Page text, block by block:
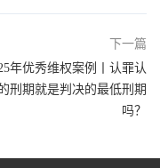
下一篇
年优秀维权案例丨认罪认
刑期就是判决的最低刑期
吗？